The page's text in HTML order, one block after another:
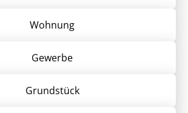
Wohnung
Gewerbe
Grund­stück